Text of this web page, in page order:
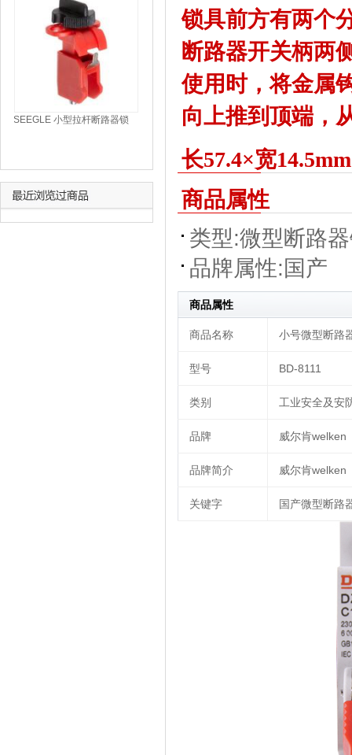
锁具前方有两个
断路器开关柄两
使用时，将金属
向上推到顶端，
长57.4×宽
商品属性
类型:微型断路
品牌属性:国产
商品属性
商品名称 小号微型断路
型号 BD-8111
类别 工业安全及安
品牌 威尔肯welken
品牌简介 威尔肯welken
关键字 国产微型断路
SEEGLE 小型拉杆断路器锁